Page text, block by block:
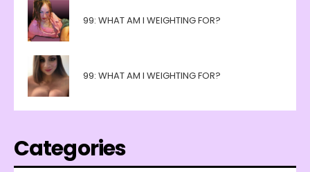
99: WHAT AM I WEIGHTING FOR?
99: WHAT AM I WEIGHTING FOR?
Categories